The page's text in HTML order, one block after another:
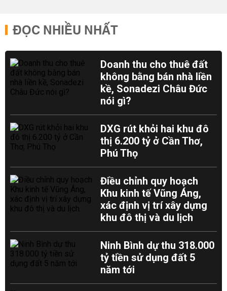
ĐỌC NHIỀU NHẤT
Doanh thu cho thuê đất
không bằng bán nhà liền
kề, Sonadezi Châu Đức
nói gì?
DXG rút khỏi hai khu đô
thị 6.200 tỷ ở Cần Thơ,
Phú Thọ
Điều chỉnh quy hoạch
Khu kinh tế Vũng Áng,
xác định vị trí xây dựng
khu đô thị và du lịch
Ninh Bình dự thu 318.000
tỷ tiền sử dụng đất 5
năm tới